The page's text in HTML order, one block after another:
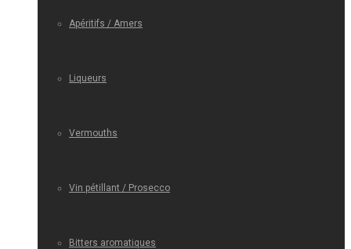
Apéritifs / Amers
Liqueurs
Vermouths
Vin pétillant / Prosecco
Bitters aromatiques